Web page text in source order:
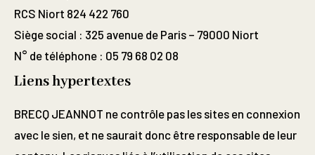
RCS Niort 824 422 760
Siège social : 325 avenue de Paris – 79000 Niort
N° de téléphone : 05 79 68 02 08
Liens hypertextes
BRECQ JEANNOT ne contrôle pas les sites en connexion
avec le sien, et ne saurait donc être responsable de leur